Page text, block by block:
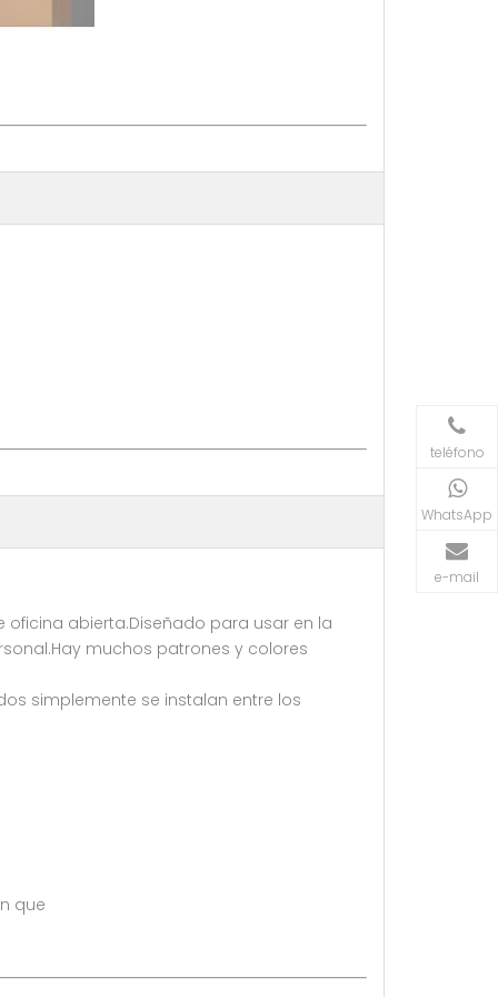
oficina abierta.Diseñado para usar en la
muchos patrones y colores
simplemente se instalan entre los
que
teléfono
WhatsApp
e-mail